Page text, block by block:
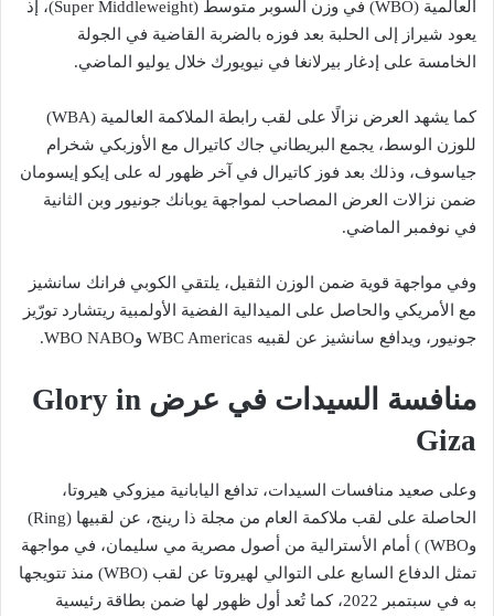
العالمية (WBO) في وزن السوبر متوسط (Super Middleweight)، إذ
يعود شيراز إلى الحلبة بعد فوزه بالضربة القاضية في الجولة
الخامسة على إدغار بيرلانغا في نيويورك خلال يوليو الماضي.
كما يشهد العرض نزالًا على لقب رابطة الملاكمة العالمية (WBA)
للوزن الوسط، يجمع البريطاني جاك كاتيرال مع الأوزبكي شخرام
جياسوف، وذلك بعد فوز كاتيرال في آخر ظهور له على إيكو إيسومان
ضمن نزالات العرض المصاحب لمواجهة يوبانك جونيور وبن الثانية
في نوفمبر الماضي.
وفي مواجهة قوية ضمن الوزن الثقيل، يلتقي الكوبي فرانك سانشيز
مع الأمريكي والحاصل على الميدالية الفضية الأولمبية ريتشارد تورّيز
جونيور، ويدافع سانشيز عن لقبيه WBC Americas وWBO NABO.
منافسة السيدات في عرض Glory in
Giza
وعلى صعيد منافسات السيدات، تدافع اليابانية ميزوكي هيروتا،
الحاصلة على لقب ملاكمة العام من مجلة ذا رينج، عن لقبيها (Ring)
وWBO) ) أمام الأسترالية من أصول مصرية مي سليمان، في مواجهة
تمثل الدفاع السابع على التوالي لهيروتا عن لقب (WBO) منذ تتويجها
به في سبتمبر 2022، كما تُعد أول ظهور لها ضمن بطاقة رئيسية